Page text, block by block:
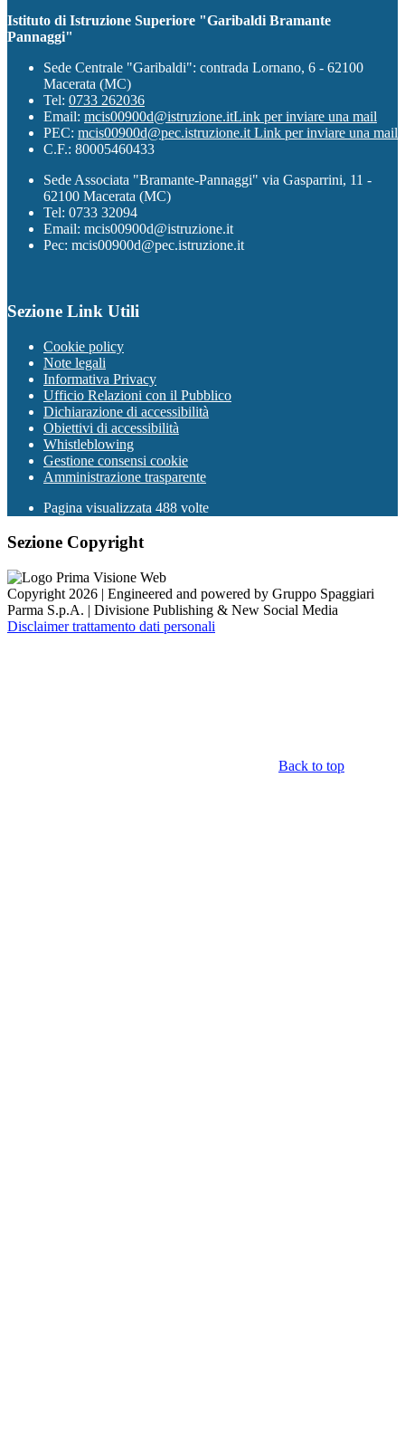
Istituto di Istruzione Superiore "Garibaldi Bramante
Pannaggi"
Sede Centrale "Garibaldi": contrada Lornano, 6 - 62100
Macerata (MC)
Tel: 0733 262036
Email: mcis00900d@istruzione.itLink per inviare una mail
PEC: mcis00900d@pec.istruzione.it Link per inviare una mail
C.F.: 80005460433
Sede Associata "Bramante-Pannaggi" via Gasparrini, 11 -
62100 Macerata (MC)
Tel: 0733 32094
Email: mcis00900d@istruzione.it
Pec: mcis00900d@pec.istruzione.it
Sezione Link Utili
Cookie policy
Note legali
Informativa Privacy
Ufficio Relazioni con il Pubblico
Dichiarazione di accessibilità
Obiettivi di accessibilità
Whistleblowing
Gestione consensi cookie
Amministrazione trasparente
Pagina visualizzata 488 volte
Sezione Copyright
Copyright 2026 | Engineered and powered by Gruppo Spaggiari
Parma S.p.A. | Divisione Publishing & New Social Media
Disclaimer trattamento dati personali
Back to top